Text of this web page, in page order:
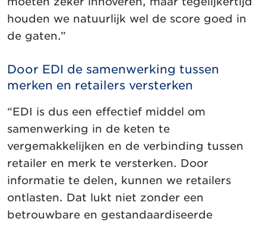
houden we natuurlijk wel de score goed in
de gaten.”
Door EDI de samenwerking tussen
merken en retailers versterken
“EDI is dus een effectief middel om
samenwerking in de keten te
vergemakkelijken en de verbinding tussen
retailer en merk te versterken. Door
informatie te delen, kunnen we retailers
ontlasten. Dat lukt niet zonder een
betrouwbare en gestandaardiseerde